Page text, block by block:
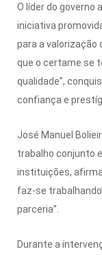
O líder do governo
iniciativa
para a valorização
que o certame se
qualidade”,
confiança e
José Manuel
trabalho conjunto
instituições,
faz-se
parceria”.
Durante a